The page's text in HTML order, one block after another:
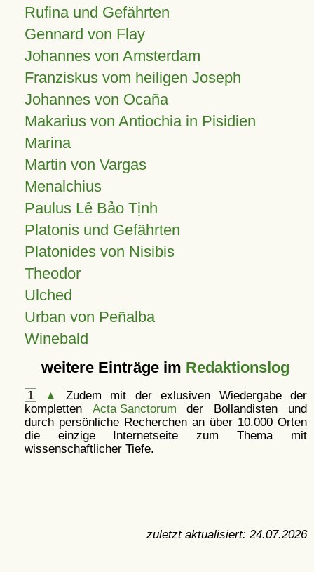
Rufina und Gefährten
Gennard von Flay
Johannes von Amsterdam
Franziskus vom heiligen Joseph
Johannes von Ocaña
Makarius von Antiochia in Pisidien
Marina
Martin von Vargas
Menalchius
Paulus Lê Bảo Tịnh
Platonis und Gefährten
Platonides von Nisibis
Theodor
Ulched
Urban von Peñalba
Winebald
weitere Einträge im Redaktionslog
1 ▲
Zudem mit der exlusiven Wiedergabe der
kompletten Acta Sanctorum der Bollandisten und
durch persönliche Recherchen an über 10.000 Orten
die einzige Internetseite zum Thema mit
wissenschaftlicher Tiefe.
zuletzt aktualisiert: 24.07.2026